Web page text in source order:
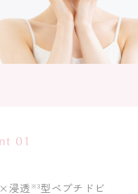
×浸透 ※3型ペプチドビ